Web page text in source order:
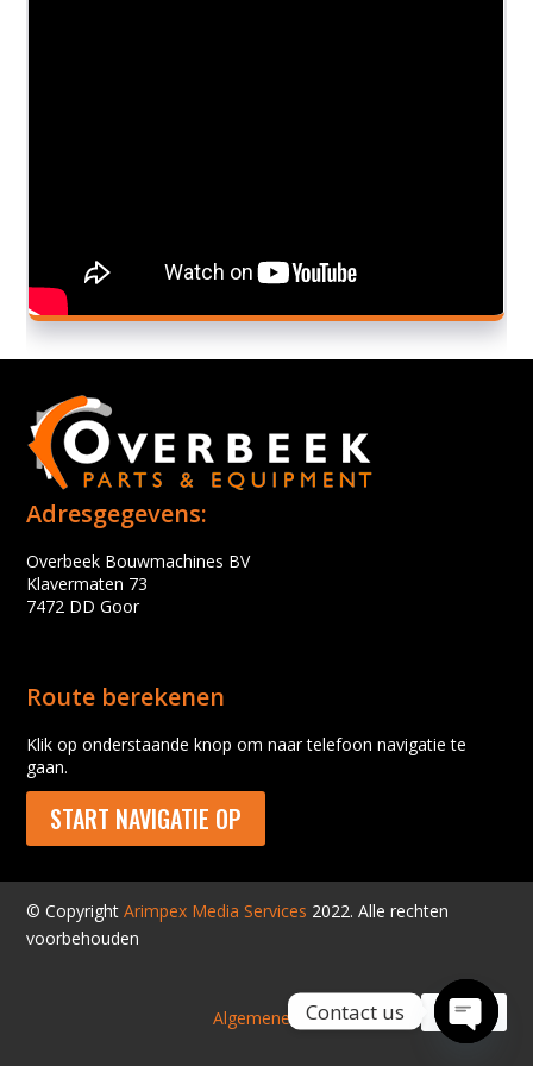
Adresgegevens:
Overbeek Bouwmachines BV
Klavermaten 73
7472 DD Goor
Route berekenen
Klik op onderstaande knop om naar telefoon navigatie te
gaan.
START NAVIGATIE OP
© CopyrightArimpex Media Services 2022. Alle rechten
voorbehouden
Algemene voorwaarden
Contact us
Open